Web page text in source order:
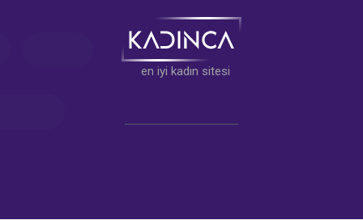
en iyi kadın sitesi